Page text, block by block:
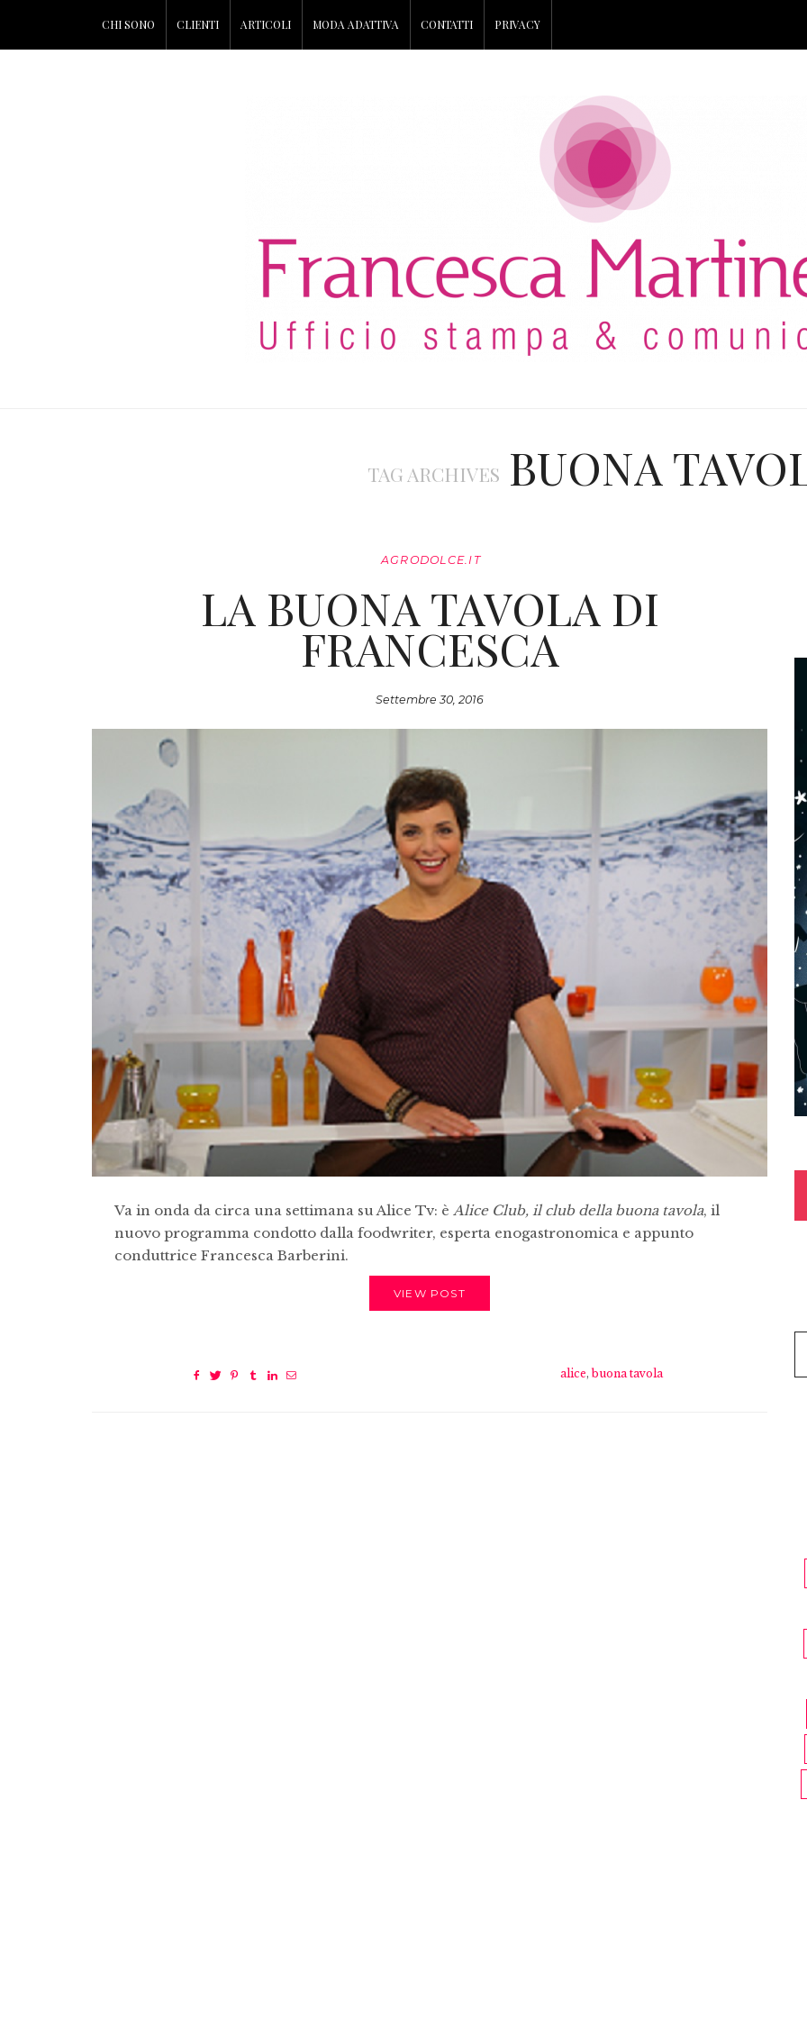
CHI SONO CLIENTI ARTICOLI MODA ADATTIVA CONTATTI PRIVACY
TAG ARCHIVES BUONA
AGRODOLCE.IT
LA BUONA TAVOLA DI
FRANCESCA
Settembre 30, 2016
Va in onda da circa una settimana su Alice Tv: è Alice Club, il club della buona tavola, il
nuovo programma condotto dalla foodwriter, esperta enogastronomica e appunto
conduttrice Francesca Barberini.
VIEW POST
alice, buona tavola